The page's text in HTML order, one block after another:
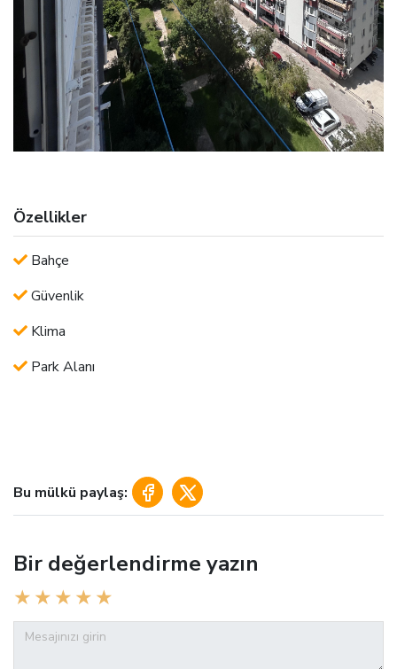
Özellikler
Bahçe
Güvenlik
Klima
Park Alanı
Bu mülkü paylaş:
Bir değerlendirme yazın